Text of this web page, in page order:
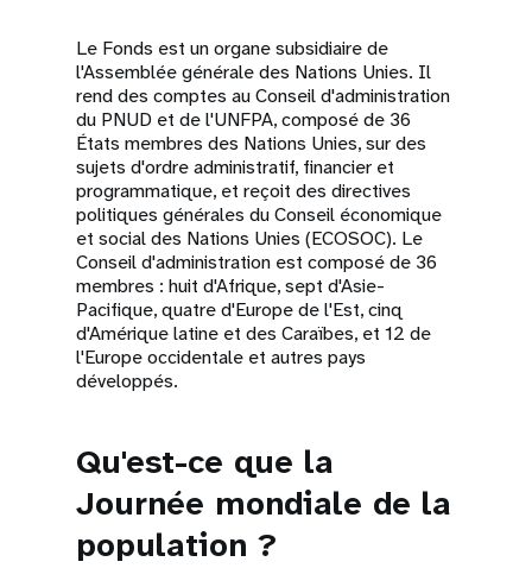
Le Fonds est un organe subsidiaire de
l'Assemblée générale des Nations Unies. Il
rend des comptes au Conseil d'administration
du PNUD et de l'UNFPA, composé de 36
États membres des Nations Unies, sur des
sujets d'ordre administratif, financier et
programmatique, et reçoit des directives
politiques générales du Conseil économique
et social des Nations Unies (ECOSOC). Le
Conseil d'administration est composé de 36
membres : huit d'Afrique, sept d'Asie-
Pacifique, quatre d'Europe de l'Est, cinq
d'Amérique latine et des Caraïbes, et 12 de
l'Europe occidentale et autres pays
développés.
Qu'est-ce que la
Journée mondiale de la
population ?